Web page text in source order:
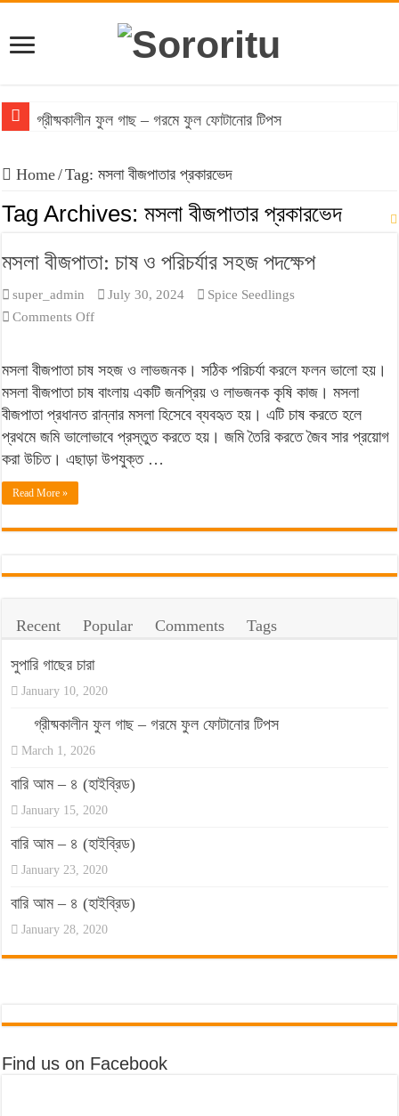
গ্রীষ্মকালীন ফুল গাছ – গরমে ফুল ফোটানোর টিপস
বনজ গাছ রোপণের সময় ও নিয়ম
Home/Tag:মসলা বীজপাতার প্রকারভেদ
Tag Archives:মসলা বীজপাতার প্রকারভেদ
মসলা বীজপাতা: চাষ ও পরিচর্যার সহজ পদক্ষেপ
super_admin July 30, 2024
Spice Seedlings
Comments Offon
পরিচর্যার
সহজ
পদক্ষেপ
মসলা বীজপাতা চাষ সহজ ও লাভজনক। সঠিক পরিচর্যা করলে ফলন ভালো হয়।
মসলা বীজপাতা চাষ বাংলায় একটি জনপ্রিয় ও লাভজনক কৃষি কাজ। মসলা
বীজপাতা প্রধানত রান্নার মসলা হিসেবে ব্যবহৃত হয়। এটি চাষ করতে হলে
প্রথমে জমি ভালোভাবে প্রস্তুত করতে হয়। জমি তৈরি করতে জৈব সার প্রয়োগ
করা উচিত। এছাড়া উপযুক্ত …
Read More »
Recent Popular Comments Tags
সুপারি গাছের চারা
January 10, 2020
গ্রীষ্মকালীন ফুল গাছ – গরমে ফুল ফোটানোর টিপস
March 1, 2026
বারি আম – ৪ (হাইব্রিড)
January 15, 2020
বারি আম – ৪ (হাইব্রিড)
January 23, 2020
বারি আম – ৪ (হাইব্রিড)
January 28, 2020
Find us on Facebook